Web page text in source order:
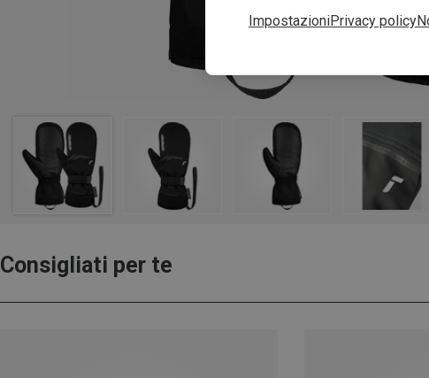
Consigliati per te
ImpostazioniPrivacy policy